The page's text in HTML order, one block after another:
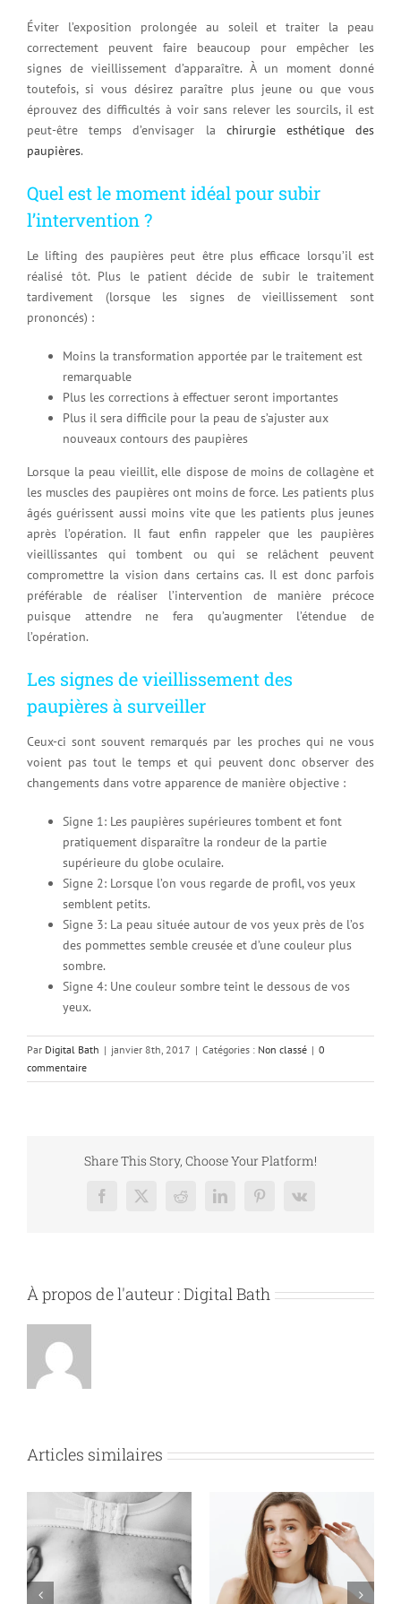
Éviter l’exposition prolongée au soleil et traiter la peau
correctement peuvent faire beaucoup pour empêcher les
signes de vieillissement d’apparaître. À un moment donné
toutefois, si vous désirez paraître plus jeune ou que vous
éprouvez des difficultés à voir sans relever les sourcils, il est
peut-être temps d’envisager la chirurgie esthétique des
paupières.
Quel est le moment idéal pour subir
l’intervention ?
Le lifting des paupières peut être plus efficace lorsqu’il est
réalisé tôt. Plus le patient décide de subir le traitement
tardivement (lorsque les signes de vieillissement sont
prononcés) :
Moins la transformation apportée par le traitement est
remarquable
Plus les corrections à effectuer seront importantes
Plus il sera difficile pour la peau de s’ajuster aux
nouveaux contours des paupières
Lorsque la peau vieillit, elle dispose de moins de collagène et
les muscles des paupières ont moins de force. Les patients plus
âgés guérissent aussi moins vite que les patients plus jeunes
après l’opération. Il faut enfin rappeler que les paupières
vieillissantes qui tombent ou qui se relâchent peuvent
compromettre la vision dans certains cas. Il est donc parfois
préférable de réaliser l’intervention de manière précoce
puisque attendre ne fera qu’augmenter l’étendue de
l’opération.
Les signes de vieillissement des
paupières à surveiller
Ceux-ci sont souvent remarqués par les proches qui ne vous
voient pas tout le temps et qui peuvent donc observer des
changements dans votre apparence de manière objective :
Signe 1: Les paupières supérieures tombent et font
pratiquement disparaître la rondeur de la partie
supérieure du globe oculaire.
Signe 2: Lorsque l’on vous regarde de profil, vos yeux
semblent petits.
Signe 3: La peau située autour de vos yeux près de l’os
des pommettes semble creusée et d’une couleur plus
sombre.
Signe 4: Une couleur sombre teint le dessous de vos
yeux.
Par Digital Bath | janvier 8th, 2017 | Catégories : Non classé | 0
commentaire
Share This Story, Choose Your Platform!
Facebook
X RedditLinkedInPinterest
Vk
À propos de l'auteur :Digital Bath
Articles similaires